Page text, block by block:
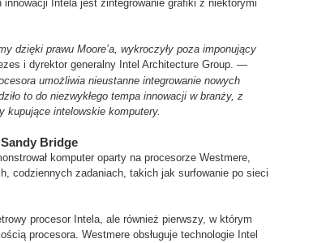
Intela jest zintegrowanie grafiki z niektórymi
dzięki prawu Moore’a, wykroczyły poza imponujący
i dyrektor generalny Intel Architecture Group. —
umożliwia nieustanne integrowanie nowych
to do niezwykłego tempa innowacji w branży, z
kupujące intelowskie komputery.
Bridge
komputer oparty na procesorze Westmere,
codziennych zadaniach, takich jak surfowanie po sieci
procesor Intela, ale również pierwszy, w którym
procesora. Westmere obsługuje technologie Intel